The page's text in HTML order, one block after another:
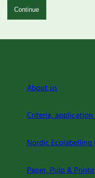
Continue
About us
Criteria, application
Nordic Ecolabelling
Paper, Pulp &